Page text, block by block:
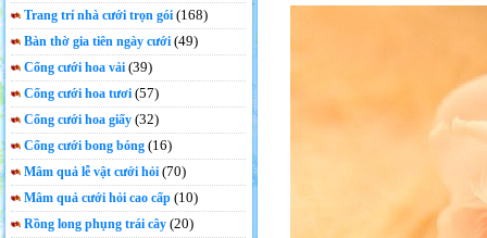
Trang trí nhà cưới trọn gói (168)
Bàn thờ gia tiên ngày cưới (49)
Cổng cưới hoa vải (39)
Cổng cưới hoa tươi (57)
Cổng cưới hoa giấy (32)
Cổng cưới bong bóng (16)
Mâm quả lễ vật cưới hỏi (70)
Mâm quả cưới hỏi cao cấp (10)
Rồng long phụng trái cây (20)